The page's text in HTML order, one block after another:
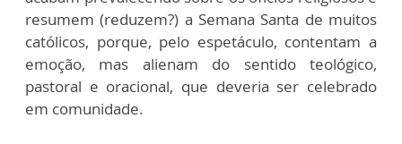
resumem (reduzem?) a Semana Santa de muitos
católicos, porque, pelo espetáculo, contentam a
emoção, mas alienam do sentido teológico,
pastoral e oracional, que deveria ser celebrado
em comunidade.